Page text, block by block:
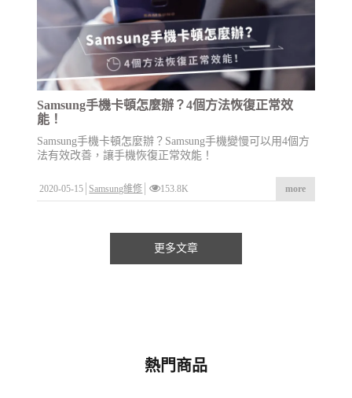
Samsung手機卡頓怎麼辦？4個方法恢復正常效
能！
Samsung手機卡頓怎麼辦？Samsung手機變慢可以用4個方
法有效改善，讓手機恢復正常效能！
2020-05-15 Samsung維修 153.8K more
更多文章
熱門商品